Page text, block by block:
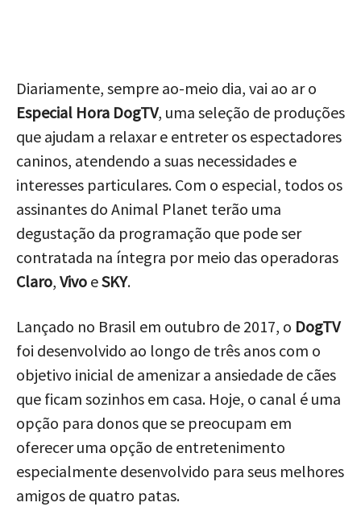
Diariamente, sempre ao-meio dia, vai ao ar o
Especial Hora DogTV, uma seleção de produções
que ajudam a relaxar e entreter os espectadores
caninos, atendendo a suas necessidades e
interesses particulares. Com o especial, todos os
assinantes do Animal Planet terão uma
degustação da programação que pode ser
contratada na íntegra por meio das operadoras
Claro, Vivo eSKY.
Lançado no Brasil em outubro de 2017, o DogTV
foi desenvolvido ao longo de três anos com o
objetivo inicial de amenizar a ansiedade de cães
que ficam sozinhos em casa. Hoje, o canal é uma
opção para donos que se preocupam em
oferecer uma opção de entretenimento
especialmente desenvolvido para seus melhores
amigos de quatro patas.